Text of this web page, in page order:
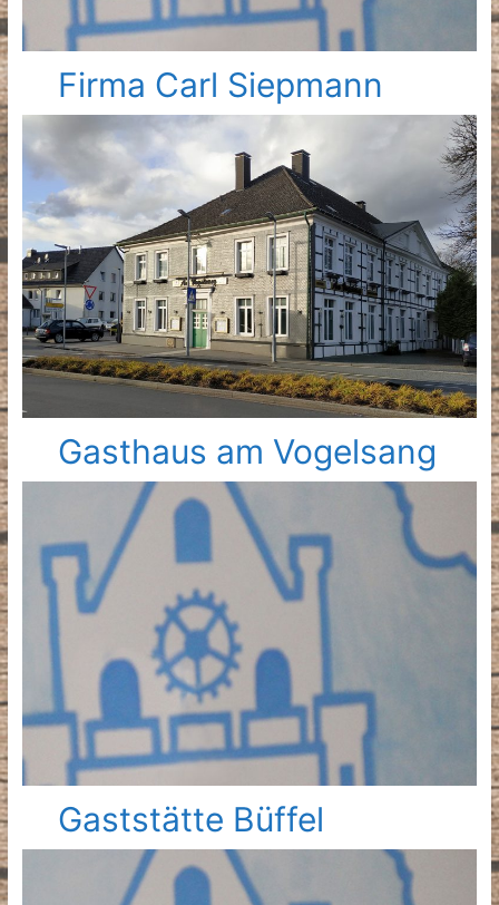
Firma Carl Siepmann
Gasthaus am Vogelsang
Gaststätte Büffel